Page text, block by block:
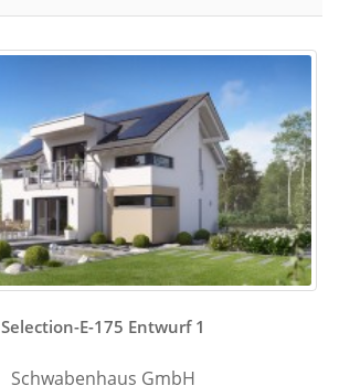
Selection-E-175 Entwurf 1
Schwabenhaus GmbH